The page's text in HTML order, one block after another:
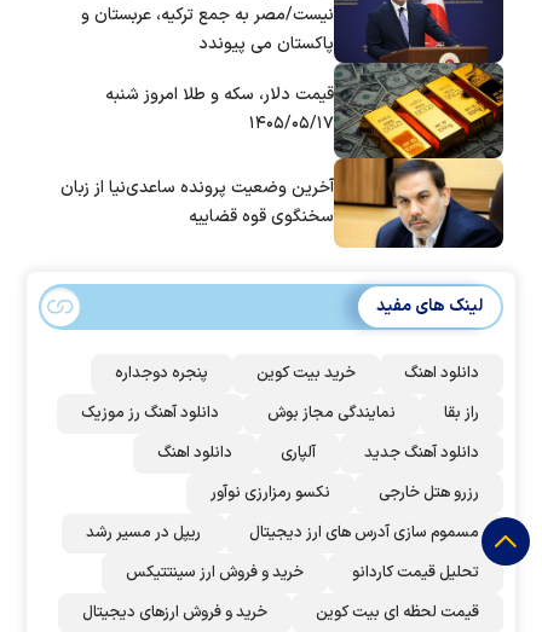
نیست/مصر به جمع ترکیه، عربستان و
پاکستان می پیوندد
قیمت دلار، سکه و طلا امروز شنبه
۱۴۰۵/۰۵/۱۷
آخرین وضعیت پرونده ساعدی‌نیا از زبان
سخنگوی قوه قضاییه
لینک های مفید
دانلود اهنگ خرید بیت کوین
پنجره دوجداره
راز بقا
نمایندگی مجاز بوش
دانلود آهنگ رز‌ موزیک
دانلود آهنگ جدید
آلپاری
دانلود اهنگ
رزرو هتل خارجی
نکسو رمزارزی نوآور
مسموم سازی آدرس های ارز دیجیتال
ریپل در مسیر رشد
تحلیل قیمت کاردانو
خرید و فروش ارز سینتتیکس
قیمت لحظه ای بیت کوین
خرید و فروش ارزهای دیجیتال